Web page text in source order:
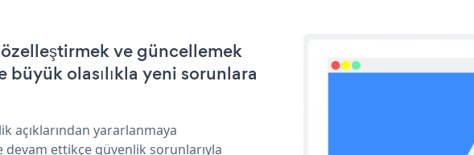
ve güncellemek
olasılıkla yeni sorunlara
açıklarından yararlanmaya
ettikçe güvenlik sorunlarıyla